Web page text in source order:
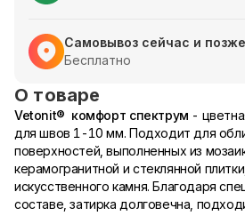
Самовывоз сейчас и позже
Бесплатно
О товаре
Vetonit® комфорт спектрум -
для швов 1-10 мм. Подходит для
поверхностей, выполненных из
керамогранитной и стеклянной
искусственного камня. Благодаря
составе, затирка долговечна,